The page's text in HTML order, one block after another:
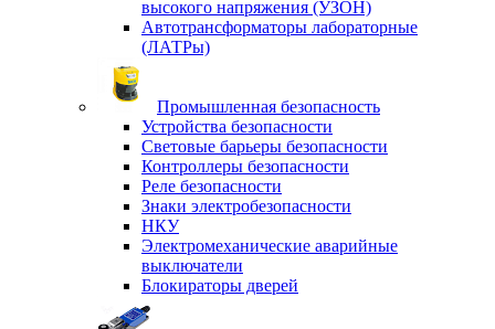
высокого напряжения (УЗОН)
Автотрансформаторы лабораторные
(ЛАТРы)
Промышленная безопасность
Устройства безопасности
Световые барьеры безопасности
Контроллеры безопасности
Реле безопасности
Знаки электробезопасности
НКУ
Электромеханические аварийные
выключатели
Блокираторы дверей